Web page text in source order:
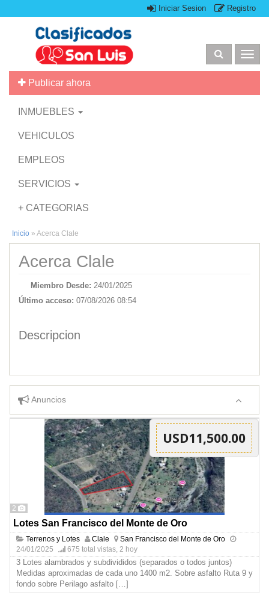
Iniciar Sesion Registro
Publicar ahora
INMUEBLES
VEHICULOS
EMPLEOS
SERVICIOS
+ CATEGORIAS
Inicio » Acerca Clale
Acerca Clale
Miembro Desde: 24/01/2025
Último acceso: 07/08/2026 08:54
Descripcion
Anuncios
2
USD11,500.00
Lotes San Francisco del Monte de Oro
Terrenos y Lotes Clale
San Francisco del Monte de Oro
24/01/2025
675 total vistas, 2 hoy
3 Lotes alambrados y subdivididos (separados o todos juntos)
Medidas aproximadas de cada uno 1400 m2. Sobre asfalto Ruta 9 y
fondo sobre Perilago asfalto […]